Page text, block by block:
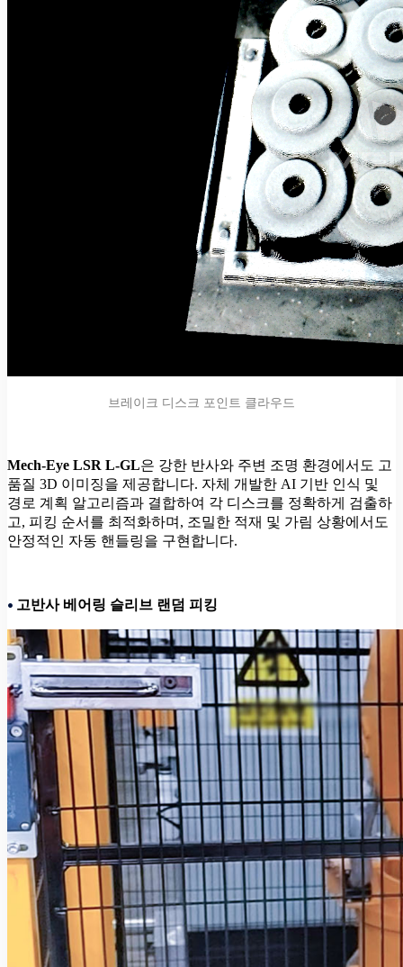
브레이크 디스크 포인트 클라우드
Mech-Eye LSR L-GL은 강한 반사와 주변 조명 환경에서도 고
품질 3D 이미징을 제공합니다. 자체 개발한 AI 기반 인식 및
경로 계획 알고리즘과 결합하여 각 디스크를 정확하게 검출하
고, 피킹 순서를 최적화하며, 조밀한 적재 및 가림 상황에서도
안정적인 자동 핸들링을 구현합니다.
• 고반사 베어링 슬리브 랜덤 피킹